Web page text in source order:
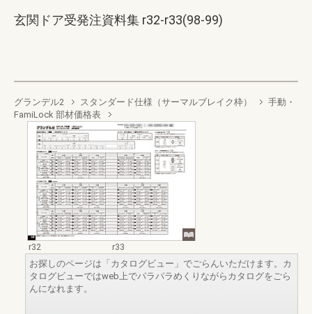
玄関ドア受発注資料集 r32-r33(98-99)
グランデル2 スタンダード仕様（サーマルブレイク枠）
手動・
FamiLock 部材価格表
r32
r33
お探しのページは「カタログビュー」でごらんいただけます。カ
タログビューではweb上でパラパラめくりながらカタログをごら
んになれます。